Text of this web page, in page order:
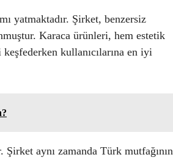
yatmaktadır. Şirket, benzersiz
Karaca ürünleri, hem estetik
kullanıcılarına en iyi
Şirket aynı zamanda Türk mutfağının